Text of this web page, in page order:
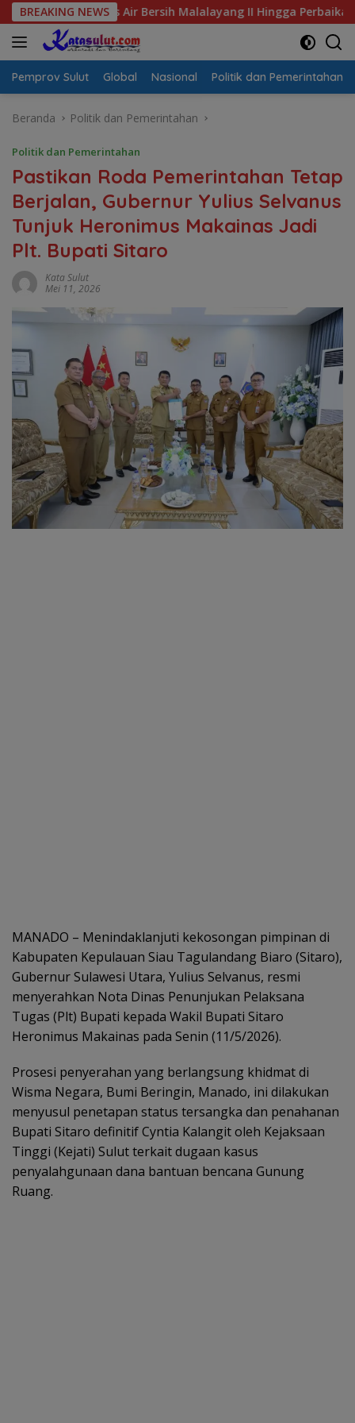
Langsung
ke
konten
BREAKING NEWS
Air Bersih Malalayang II Hingga Perbaikan Infrastruktur
Pemprov Sulut Global Nasional Politik dan Pemerintahan
Beranda Politik dan Pemerintahan
Politik dan Pemerintahan
Pastikan Roda Pemerintahan Tetap
Berjalan, Gubernur Yulius Selvanus
Tunjuk Heronimus Makainas Jadi
Plt. Bupati Sitaro
Kata Sulut
Mei 11, 2026
MANADO – Menindaklanjuti kekosongan pimpinan di
Kabupaten Kepulauan Siau Tagulandang Biaro (Sitaro),
Gubernur Sulawesi Utara, Yulius Selvanus, resmi
menyerahkan Nota Dinas Penunjukan Pelaksana
Tugas (Plt) Bupati kepada Wakil Bupati Sitaro
Heronimus Makainas pada Senin (11/5/2026).
Prosesi penyerahan yang berlangsung khidmat di
Wisma Negara, Bumi Beringin, Manado, ini dilakukan
menyusul penetapan status tersangka dan penahanan
Bupati Sitaro definitif Cyntia Kalangit oleh Kejaksaan
Tinggi (Kejati) Sulut terkait dugaan kasus
penyalahgunaan dana bantuan bencana Gunung
Ruang.